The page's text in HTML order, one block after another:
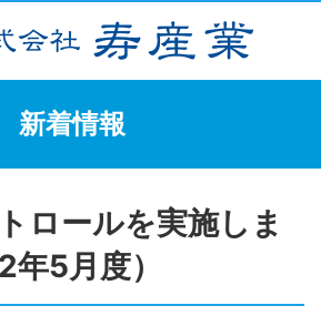
新着情報
ロールを実施しま
5月度）